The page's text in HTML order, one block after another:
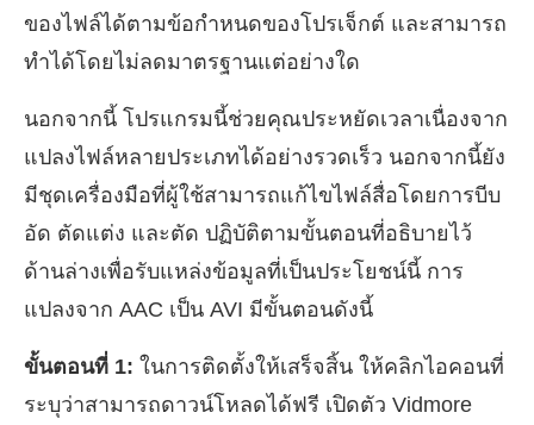
ของไฟล์ได้ตามข้อกำหนดของโปรเจ็กต์ และสามารถ
ทำได้โดยไม่ลดมาตรฐานแต่อย่างใด
นอกจากนี้ โปรแกรมนี้ช่วยคุณประหยัดเวลาเนื่องจาก
แปลงไฟล์หลายประเภทได้อย่างรวดเร็ว นอกจากนี้ยัง
มีชุดเครื่องมือที่ผู้ใช้สามารถแก้ไขไฟล์สื่อโดยการบีบ
อัด ตัดแต่ง และตัด ปฏิบัติตามขั้นตอนที่อธิบายไว้
ด้านล่างเพื่อรับแหล่งข้อมูลที่เป็นประโยชน์นี้ การ
แปลงจาก AAC เป็น AVI มีขั้นตอนดังนี้
ขั้นตอนที่ 1: ในการติดตั้งให้เสร็จสิ้น ให้คลิกไอคอนที่
ระบุว่าสามารถดาวน์โหลดได้ฟรี เปิดตัว Vidmore